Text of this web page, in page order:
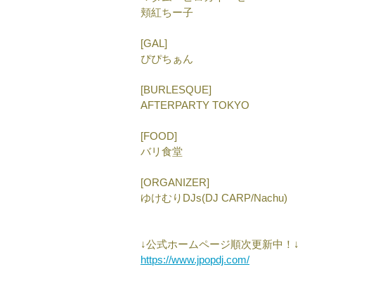
頬紅ちー子
[GAL]
ぴぴちぁん
[BURLESQUE]
AFTERPARTY TOKYO
[FOOD]
バリ食堂
[ORGANIZER]
ゆけむりDJs(DJ CARP/Nachu)
↓公式ホームページ順次更新中！↓
https://www.jpopdj.com/